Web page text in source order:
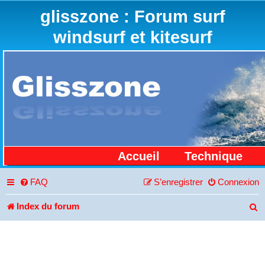
glisszone : Forum surf
windsurf et kitesurf
Accueil Technique
FAQ Connexion
S’enregistrer
Index du forum